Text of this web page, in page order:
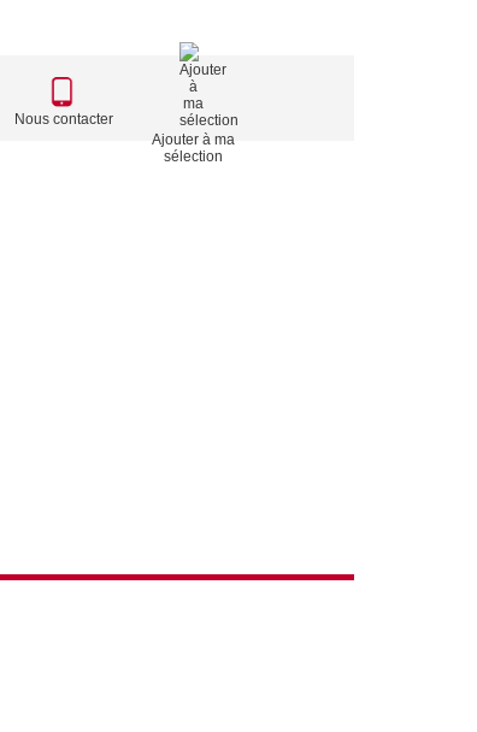
CALL
TO
ACTIONS
Nous contacter
Ajouter à ma
sélection